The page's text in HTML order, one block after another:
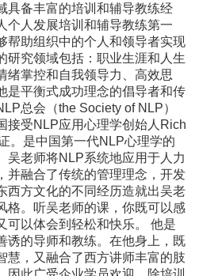
具备丰富的培训和辅导教练经
个人发展培训和辅导教练第一
帮助组织中的个人和领导者实现
研究领域包括：职业生涯和人生
绪掌控和自我领导力、高效思
是平衡式成功理念的倡导者和传
总会（the Society of NLP）
接受NLP应用心理学创始人Rich
。是中国第一代NLP心理学的
吴老师将NLP系统地应用于人力
并融合了传统的管理理念，开发
西方文化的不同经历造就出吴老
格。听吴老师的课，你既可以感
可以体会到轻松和快乐。 他是
诱的导师和教练。在他身上，既
慧，又融合了西方讲师丰富的肢